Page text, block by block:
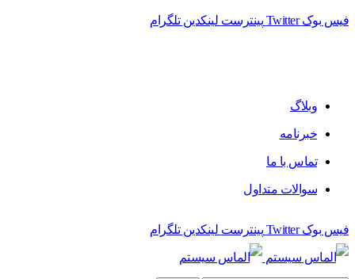
فیس بوک Twitter پینترست لینکدین تلگرام
وبلاگ
خبرنامه
تماس با ما
سوالات متداول
فیس بوک Twitter پینترست لینکدین تلگرام